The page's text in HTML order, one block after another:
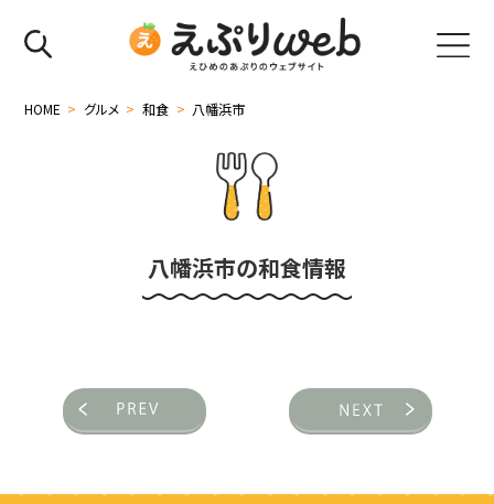
HOME > グルメ > 和食 > 八幡浜市
八幡浜市の和食情報